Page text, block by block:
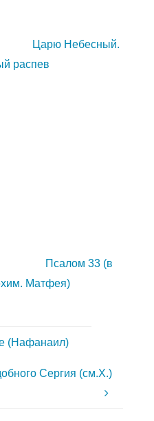
Царю Небесный.
распев
Псалом 33 (в
Матфея)
(Нафанаил)
Сергия (см.Х.)